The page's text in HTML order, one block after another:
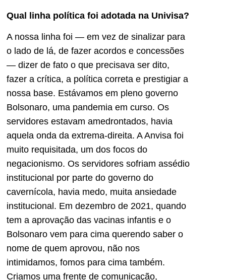
Qual linha política foi adotada na Univisa?
A nossa linha foi — em vez de sinalizar para
o lado de lá, de fazer acordos e concessões
— dizer de fato o que precisava ser dito,
fazer a crítica, a política correta e prestigiar a
nossa base. Estávamos em pleno governo
Bolsonaro, uma pandemia em curso. Os
servidores estavam amedrontados, havia
aquela onda da extrema-direita. A Anvisa foi
muito requisitada, um dos focos do
negacionismo. Os servidores sofriam assédio
institucional por parte do governo do
cavernícola, havia medo, muita ansiedade
institucional. Em dezembro de 2021, quando
tem a aprovação das vacinas infantis e o
Bolsonaro vem para cima querendo saber o
nome de quem aprovou, não nos
intimidamos, fomos para cima também.
Criamos uma frente de comunicação,